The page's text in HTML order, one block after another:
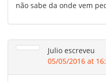
não sabe da onde vem
Julio escreveu
05/05/2016 at